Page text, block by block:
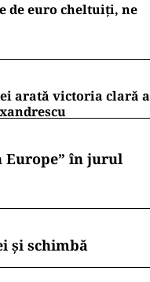
de euro cheltuiți, ne
arată victoria clară a
Europe” în jurul
și schimbă